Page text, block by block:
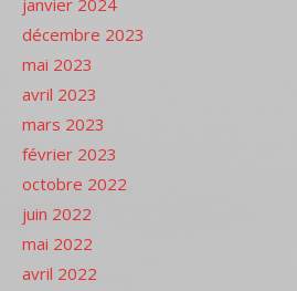
janvier 2024
décembre 2023
mai 2023
avril 2023
mars 2023
février 2023
octobre 2022
juin 2022
mai 2022
avril 2022